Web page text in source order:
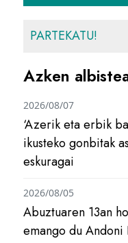
PARTEKATU!
Azken
‘Azerik eta erbik
ikusteko gonbitak
eskuragai
2026/08/07
Abuztuaren 13an
emango du Andoni
2026/08/05